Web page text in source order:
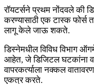
रॉयटर्सने प्रथम नोंदवले की
करण्यासाठी एक टास्क
लागू केले जाऊ शकते.
डिस्नेमधील विविध विभाग
आहेत, जे डिजिटल घटकांना
वापरकर्त्याला नक्कल
एकत्र करते.